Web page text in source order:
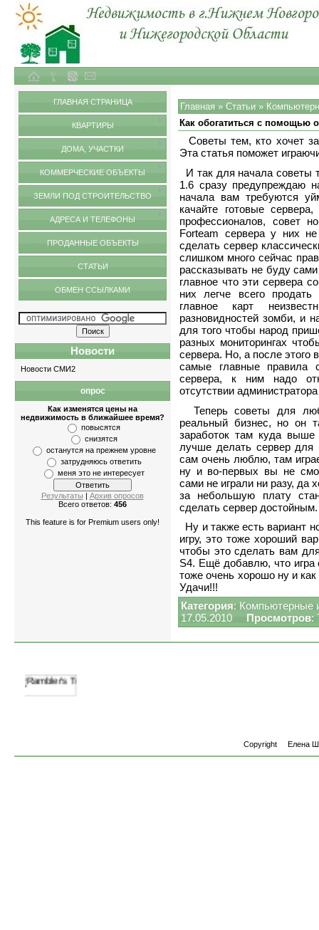
ГЛАВНАЯ СТРАНИЦА
КВАРТИРЫ
ДОМА, УЧАСТКИ
КОММЕРЧЕСКИЕ ОБЪЕКТЫ
ЗЕМЛИ ПОД СТРОИТЕЛЬСТВО
АДРЕСА И ТЕЛЕФОНЫ
ПРОДАННЫЕ ОБЪЕКТЫ
СТАТЬИ
ОБМЕН ССЫЛКАМИ
Новости
Новости СМИ2
опрос
Как изменятся цены на
недвижимость в ближайшее время?
повысятся
снизятся
останутся на прежнем уровне
затрудняюсь ответить
меня это не интересует
Результаты | Архив опросов
Всего ответов: 456
This feature is for Premium users only!
Главная » Статьи »
Как обогатиться с помощью
Советы тем, кто хочет
Эта статья поможет
И так для начала советы
1.6 сразу предупреждаю
начала вам требуются
качайте готовые
профессионалов, совет
Forteam сервера у них
сделать сервер
слишком много сейчас
рассказывать не буду
главное что эти сервера
них легче всего
главное карт
разновидностей зомби, и
для того чтобы народ
разных мониторингах
сервера. Но, а после этого
самые главные правила
сервера, к ним надо
отсутствии
Теперь советы для
реальный бизнес, но он
заработок там куда
лучше делать сервер для
сам очень люблю, там
ну и во-первых вы не
сами не играли ни разу, да
за небольшую плату
сделать сервер достойным.
Ну и также есть вариант
игру, это тоже хороший
чтобы это сделать вам
S4. Ещё добавлю, что игра
тоже очень хорошо ну и
Удачи!!!
Категория: Компьютерные
17.05.2010 Просмотров:
Квартиры-однокомнатные,
Copyright Елена